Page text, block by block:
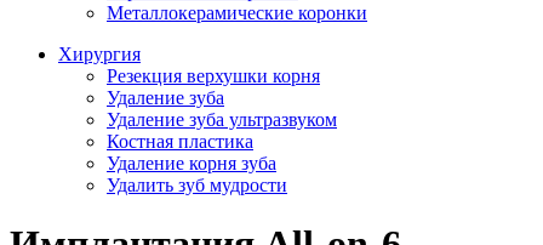
Металлокерамические коронки
Хирургия
Резекция верхушки корня
Удаление зуба
Удаление зуба ультразвуком
Костная пластика
Удаление корня зуба
Удалить зуб мудрости